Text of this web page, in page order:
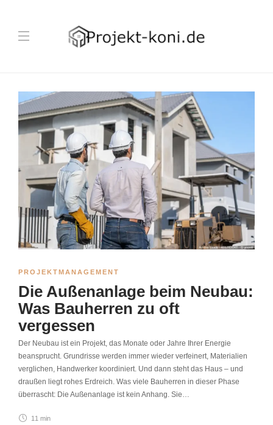
PROJEKTMANAGEMENT
Die Außenanlage beim Neubau:
Was Bauherren zu oft
vergessen
Der Neubau ist ein Projekt, das Monate oder Jahre Ihrer Energie
beansprucht. Grundrisse werden immer wieder verfeinert, Materialien
verglichen, Handwerker koordiniert. Und dann steht das Haus – und
draußen liegt rohes Erdreich. Was viele Bauherren in dieser Phase
überrascht: Die Außenanlage ist kein Anhang. Sie…
11 min